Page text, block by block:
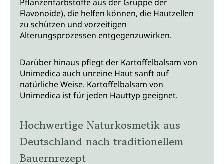
Pflanzenfarbstoffe aus der Gruppe der
Flavonoide), die helfen können, die Hautzellen
zu schützen und vorzeitigen
Alterungsprozessen entgegenzuwirken.
Darüber hinaus pflegt der Kartoffelbalsam von
Unimedica auch unreine Haut sanft auf
natürliche Weise. Kartoffelbalsam von
Unimedica ist für jeden Hauttyp geeignet.
Hochwertige Naturkosmetik aus
Deutschland nach traditionellem
Bauernrezept